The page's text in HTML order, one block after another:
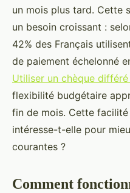
un mois plus tard. Cette
un besoin croissant :
42% des Français
de paiement échelonné
Utiliser un chèque
flexibilité budgétaire
fin de mois. Cette
intéresse-t-elle pour
courantes ?
Comment